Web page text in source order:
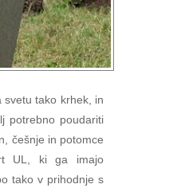
svetu tako krhek, in
potrebno poudariti
češnje in potomce
UL, ki ga imajo
tako v prihodnje s